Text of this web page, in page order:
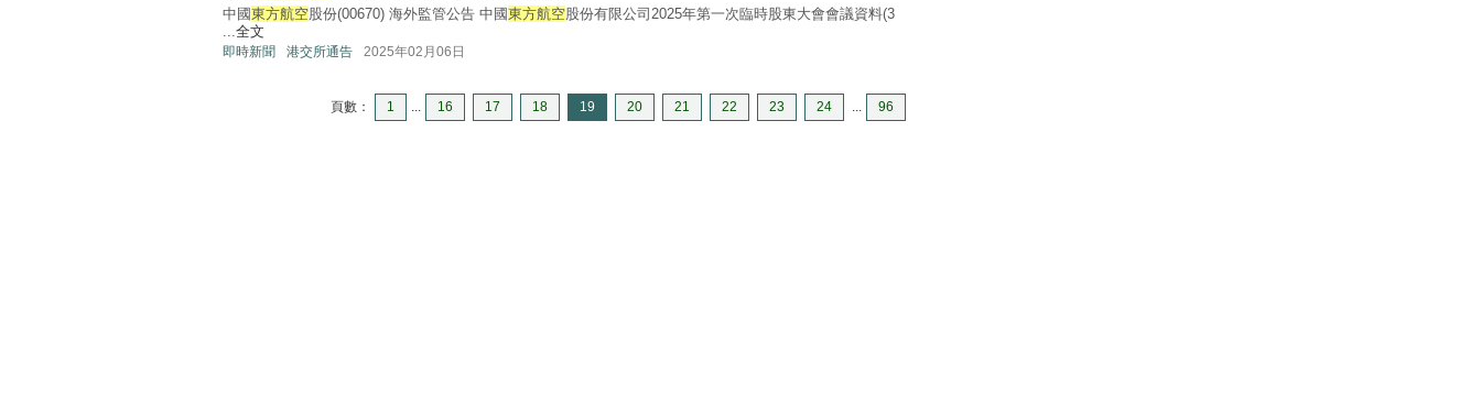
中國東方航空股份(00670) 海外監管公告 中國東方航空股份有限公司2025年第一次臨時股東大會會議資料(3
...全文
即時新聞 港交所通告 2025年02月06日
頁數： 1 ... 16 17 18 19 20 21 22 23 24 ... 96